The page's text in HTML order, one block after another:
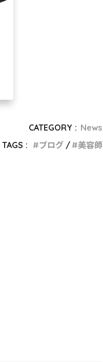
CATEGORY : News
TAGS :
ブログ 美容師